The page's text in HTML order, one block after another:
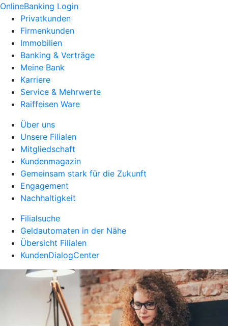
OnlineBanking Login
Privatkunden
Firmenkunden
Immobilien
Banking & Verträge
Meine Bank
Karriere
Service & Mehrwerte
Raiffeisen Ware
Über uns
Unsere Filialen
Mitgliedschaft
Kundenmagazin
Gemeinsam stark für die Zukunft
Engagement
Nachhaltigkeit
Filialsuche
Geldautomaten in der Nähe
Übersicht Filialen
KundenDialogCenter